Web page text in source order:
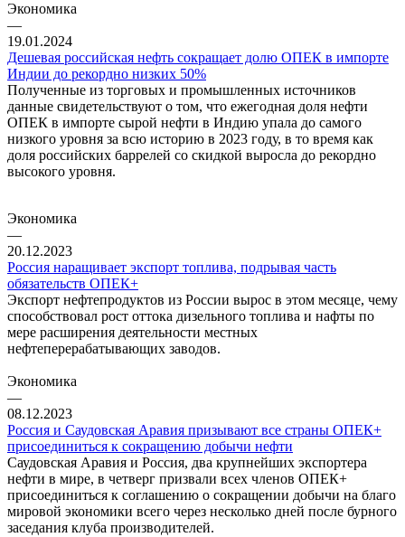
Экономика
—
19.01.2024
Дешевая российская нефть сокращает долю ОПЕК в импорте
Индии до рекордно низких 50%
Полученные из торговых и промышленных источников
данные свидетельствуют о том, что ежегодная доля нефти
ОПЕК в импорте сырой нефти в Индию упала до самого
низкого уровня за всю историю в 2023 году, в то время как
доля российских баррелей со скидкой выросла до рекордно
высокого уровня.
Экономика
—
20.12.2023
Россия наращивает экспорт топлива, подрывая часть
обязательств ОПЕК+
Экспорт нефтепродуктов из России вырос в этом месяце, чему
способствовал рост оттока дизельного топлива и нафты по
мере расширения деятельности местных
нефтеперерабатывающих заводов.
Экономика
—
08.12.2023
Россия и Саудовская Аравия призывают все страны ОПЕК+
присоединиться к сокращению добычи нефти
Саудовская Аравия и Россия, два крупнейших экспортера
нефти в мире, в четверг призвали всех членов ОПЕК+
присоединиться к соглашению о сокращении добычи на благо
мировой экономики всего через несколько дней после бурного
заседания клуба производителей.